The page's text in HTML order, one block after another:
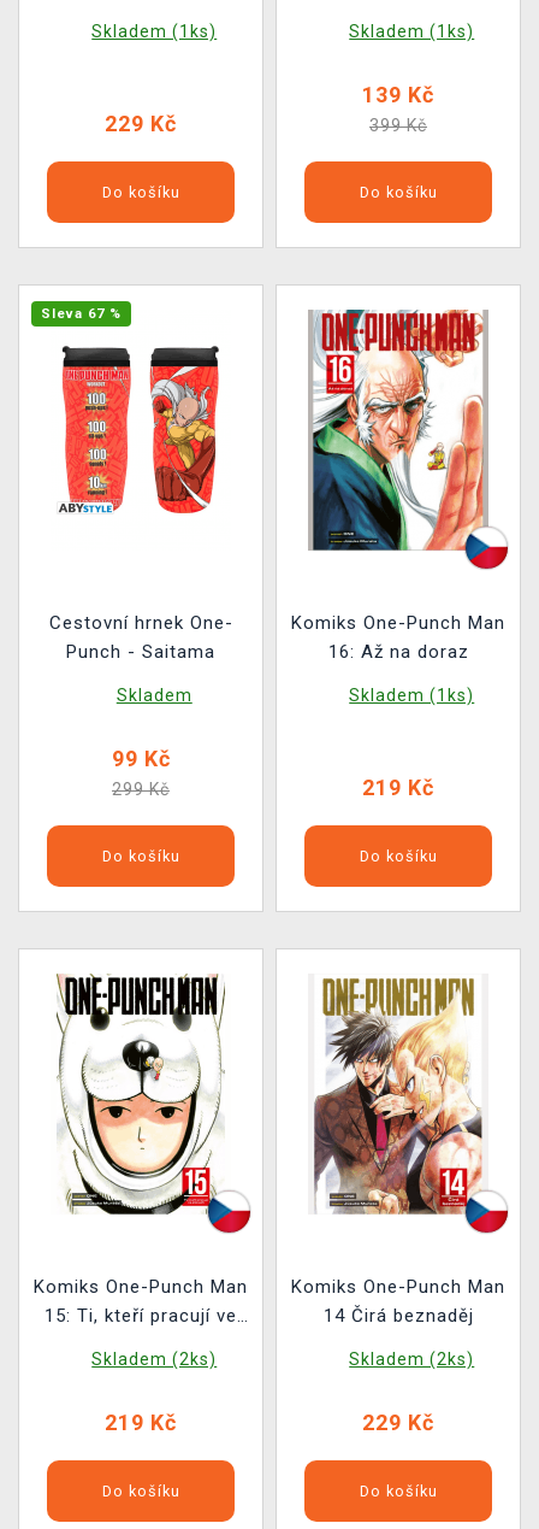
Skladem (1ks)
229 Kč
Do košíku
Skladem (1ks)
139 Kč
399 Kč
Do košíku
Sleva 67 %
Cestovní hrnek One-
Punch - Saitama
Skladem
99 Kč
299 Kč
Do košíku
Komiks One-Punch Man
16: Až na doraz
Skladem (1ks)
219 Kč
Do košíku
Komiks One-Punch Man
15: Ti, kteří pracují ve
Skladem (2ks)
219 Kč
Do košíku
Komiks One-Punch Man
14 Čirá beznaděj
Skladem (2ks)
229 Kč
Do košíku